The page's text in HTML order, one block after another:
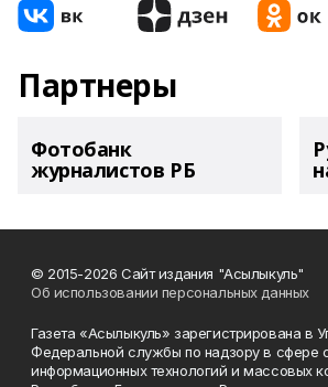
Партнеры
Фотобанк
журналистов РБ
© 2015-2026 Сайт издания "Асылыкуль"
Об использовании персональных данных
Газета «Асылыкуль» зарегистрирована в
Федеральной службы по надзору в сфере
информационных технологий и массовых